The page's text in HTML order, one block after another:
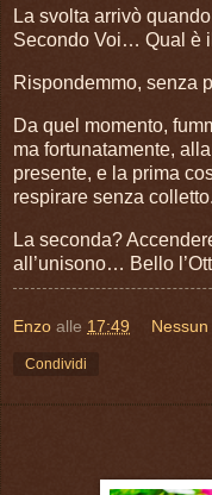
La svolta arrivò
Secondo Voi… Qual è
Rispondemmo, senza
Da quel momento,
ma fortunatamente,
presente, e la prima
respirare senza colletto.
La seconda?
all’unisono… Bello
Enzo alle 17:49
Condividi